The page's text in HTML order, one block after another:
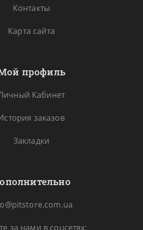
Контакты
Карта сайта
профиль
Кабинет
заказов
Закладки
за нами в соцсетях: